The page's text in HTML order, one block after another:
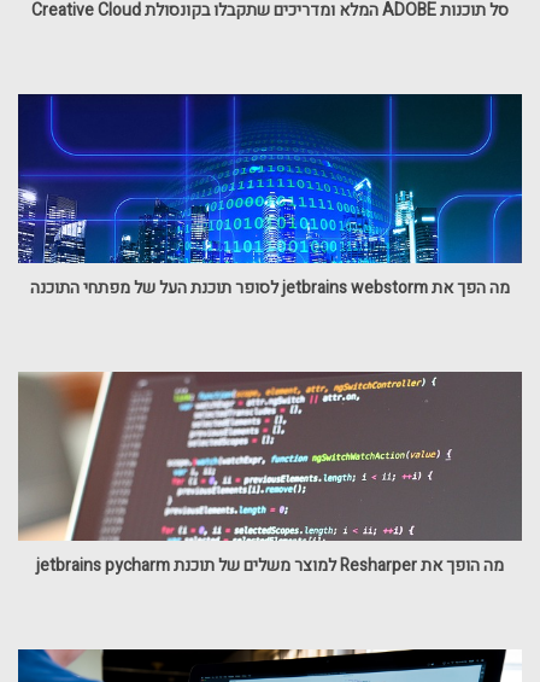
סל תוכנות ADOBE המלא ומדריכים שתקבלו בקונסולת Creative Cloud
מה הפך את jetbrains webstorm לסופר תוכנת העל של מפתחי התוכנה
מה הופך את Resharper למוצר משלים של תוכנת jetbrains pycharm